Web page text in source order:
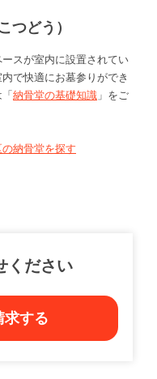
つどう）
スが室内に設置されてい
で快適にお墓参りができ
納骨堂の基礎知識 」をご
納骨堂を探す
ください
求する